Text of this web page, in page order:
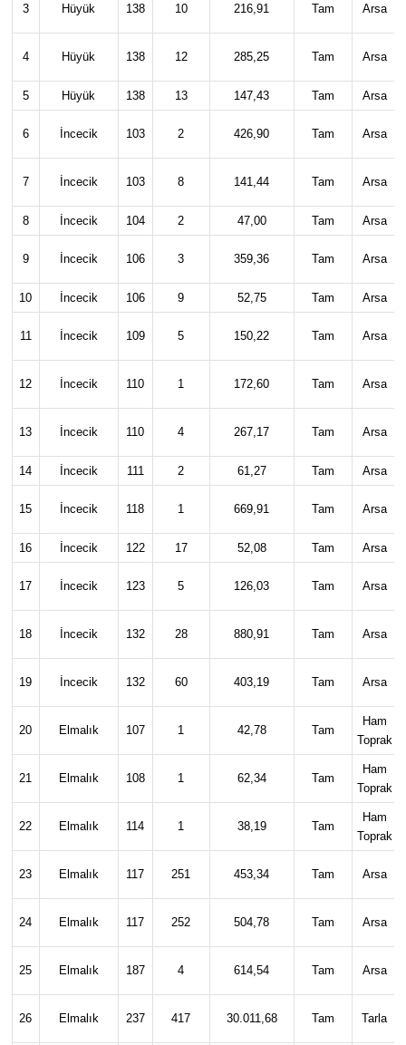
3 Hüyük 138 10 216,91 Tam Arsa
4 Hüyük 138 12 285,25 Tam Arsa
5 Hüyük 138 13 147,43 Tam Arsa
6 İncecik 103 2 426,90 Tam Arsa
7 İncecik 103 8 141,44 Tam Arsa
8 İncecik 104 2 47,00 Tam Arsa
9 İncecik 106 3 359,36 Tam Arsa
10 İncecik 106 9 52,75 Tam Arsa
11 İncecik 109 5 150,22 Tam Arsa
12 İncecik 110 1 172,60 Tam Arsa
13 İncecik 110 4 267,17 Tam Arsa
14 İncecik 111 2 61,27 Tam Arsa
15 İncecik 118 1 669,91 Tam Arsa
16 İncecik 122 17 52,08 Tam Arsa
17 İncecik 123 5 126,03 Tam Arsa
18 İncecik 132 28 880,91 Tam Arsa
19 İncecik 132 60 403,19 Tam Arsa
20 Elmalık 107 1 42,78 Tam
Ham
Toprak
21 Elmalık 108 1 62,34 Tam
Ham
Toprak
22 Elmalık 114 1 38,19 Tam
Ham
Toprak
23 Elmalık 117 251 453,34 Tam Arsa
24 Elmalık 117 252 504,78 Tam Arsa
25 Elmalık 187 4 614,54 Tam Arsa
26 Elmalık 237 417 30.011,68 Tam Tarla
TEKNOLOJİ
VİZYONDAKİLER
YAŞAM